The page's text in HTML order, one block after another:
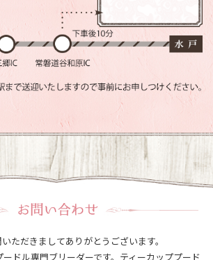
ただきましてありがとうございます。
ドル専門ブリーダーです。ティーカッププード